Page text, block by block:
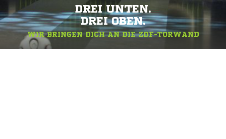
DREI UNTEN.
DREI OBEN.
WIR BRINGEN DICH AN DIE ZDF-TORWAND